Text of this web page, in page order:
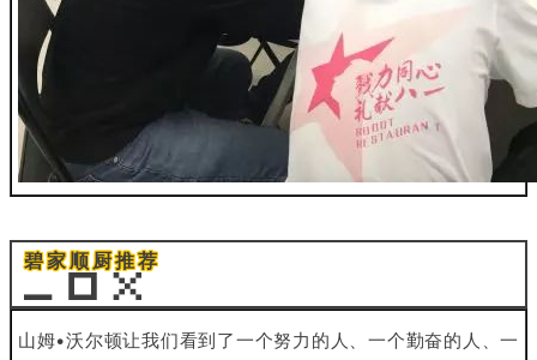
碧家顺厨推荐
山姆•沃尔顿让我们看到了一个努力的人、一个勤奋的人、一